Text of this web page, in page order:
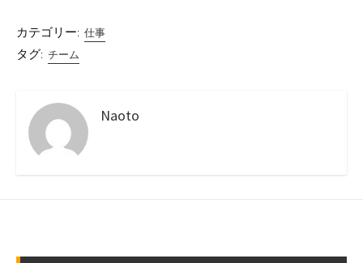
カテゴリー: 仕事
タグ: チーム
Naoto